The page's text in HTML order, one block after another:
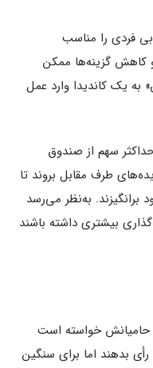
فردی را مناسب
و کاهش گزینه‌ها ممکن
به یک کاندیدا وارد عمل
حداکثر سهم از صندوق
طرف مقابل بروند تا
برانگیزند. به‌نظر می‌رسد
بیشتری داشته باشند
حامیانش خواسته است
رأی بدهند اما برای سنگین